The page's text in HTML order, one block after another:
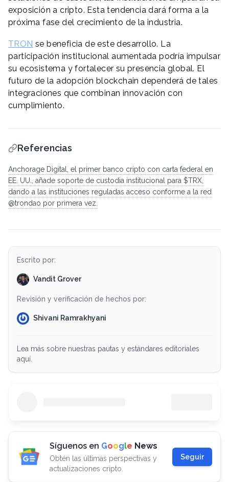
exposición a cripto. Esta tendencia dará forma a la
próxima fase del crecimiento de la industria.
TRON se beneficia de este desarrollo. La
participación institucional aumentada podría impulsar
su ecosistema y fortalecer su presencia global. El
futuro de la adopción blockchain dependerá de tales
integraciones que combinan innovación con
cumplimiento.
Referencias
Anchorage Digital, el primer banco cripto con carta federal en
EE. UU., añade soporte de custodia institucional para $TRX,
dando a las instituciones reguladas acceso conforme a la red
@trondao por primera vez.
Escrito por:
Vandit Grover
Revisión y verificación de hechos por:
Shivani Ramrakhyani
Lea más sobre nuestras pautas y estándares editoriales
aquí.
Síguenos en Google News
Obtén las últimas perspectivas y
actualizaciones cripto.
Seguir